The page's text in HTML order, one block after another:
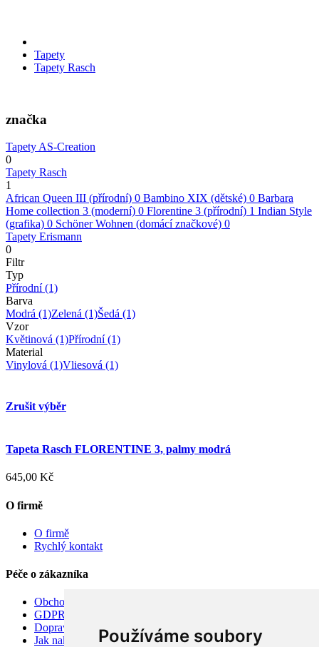
Používáme soubory
Tapety
Tapety Rasch
značka
Tapety AS-Creation
0
Tapety Rasch
1
African Queen III (přírodní) 0 Bambino XIX (dětské) 0 Barbara
Home collection 3 (moderní) 0 Florentine 3 (přírodní) 1 Indian Style
(grafika) 0 Schöner Wohnen (domácí značkové) 0
Tapety Erismann
0
Filtr
Typ
Přírodní(1)
Barva
Modrá (1)Zelená (1)Šedá (1)
Vzor
Květinová (1)Přírodní(1)
Material
Vinylová (1)Vliesová (1)
Zrušit výběr
Tapeta Rasch FLORENTINE 3, palmy modrá
645,00 Kč
O firmě
O firmě
Rychlý kontakt
Péče o zákazníka
Obchodní podmínky
GDPR
Doprava
Jak nakupovat